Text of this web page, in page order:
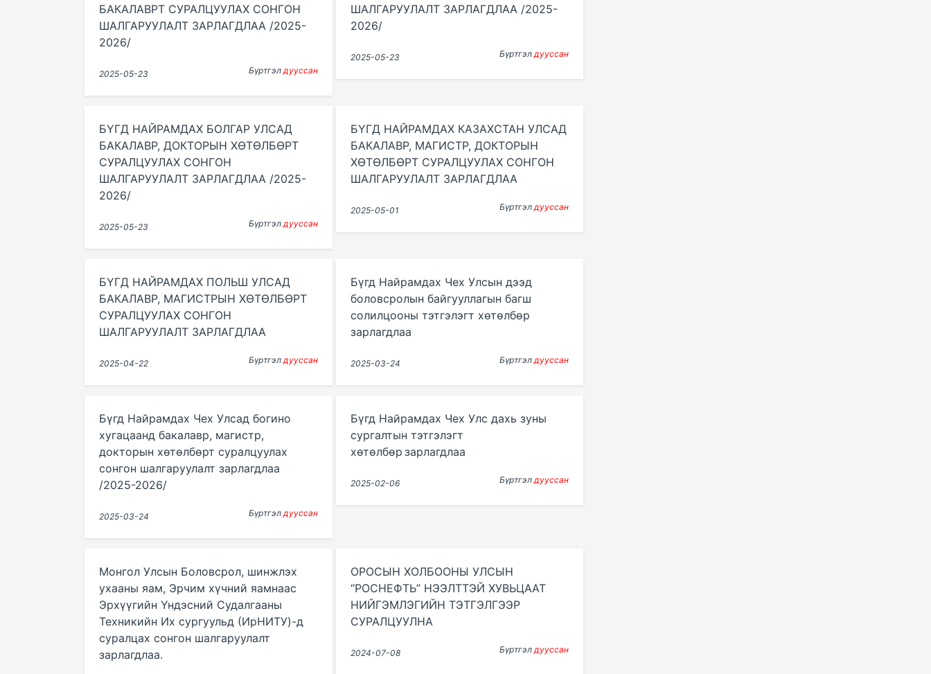
БАКАЛАВРТ СУРАЛЦУУЛАХ СОНГОН
ШАЛГАРУУЛАЛТ ЗАРЛАГДЛАА /2025-
2026/
2025-05-23 Бүртгэлдууссан
ШАЛГАРУУЛАЛТ ЗАРЛАГДЛАА /2025-
2026/
2025-05-23 Бүртгэлдууссан
БҮГД НАЙРАМДАХ БОЛГАР УЛСАД
БАКАЛАВР, ДОКТОРЫН ХӨТӨЛБӨРТ
СУРАЛЦУУЛАХ СОНГОН
ШАЛГАРУУЛАЛТ ЗАРЛАГДЛАА /2025-
2026/
2025-05-23 Бүртгэлдууссан
БҮГД НАЙРАМДАХ КАЗАХСТАН УЛСАД
БАКАЛАВР, МАГИСТР, ДОКТОРЫН
ХӨТӨЛБӨРТ СУРАЛЦУУЛАХ СОНГОН
ШАЛГАРУУЛАЛТ ЗАРЛАГДЛАА
2025-05-01 Бүртгэлдууссан
БҮГД НАЙРАМДАХ ПОЛЬШ УЛСАД
БАКАЛАВР, МАГИСТРЫН ХӨТӨЛБӨРТ
СУРАЛЦУУЛАХ СОНГОН
ШАЛГАРУУЛАЛТ ЗАРЛАГДЛАА
2025-04-22 Бүртгэлдууссан
Бүгд Найрамдах Чех Улсын дээд
боловсролын байгууллагын багш
солилцооны тэтгэлэгт хөтөлбөр
зарлагдлаа
2025-03-24 Бүртгэлдууссан
Бүгд Найрамдах Чех Улсад богино
хугацаанд бакалавр, магистр,
докторын хөтөлбөрт суралцуулах
сонгон шалгаруулалт зарлагдлаа
/2025-2026/
2025-03-24 Бүртгэлдууссан
Бүгд Найрамдах Чех Улс дахь зуны
сургалтын тэтгэлэгт
хөтөлбөр зарлагдлаа
2025-02-06 Бүртгэлдууссан
Монгол Улсын Боловсрол, шинжлэх
ухааны яам, Эрчим хүчний яамнаас
Эрхүүгийн Үндэсний Судалгааны
Техникийн Их сургуульд (ИрНИТУ)-д
суралцах сонгон шалгаруулалт
зарлагдлаа.
ОРОСЫН ХОЛБООНЫ УЛСЫН
“РОСНЕФТЬ” НЭЭЛТТЭЙ ХУВЬЦААТ
НИЙГЭМЛЭГИЙН ТЭТГЭЛГЭЭР
СУРАЛЦУУЛНА
2024-07-08 Бүртгэлдууссан